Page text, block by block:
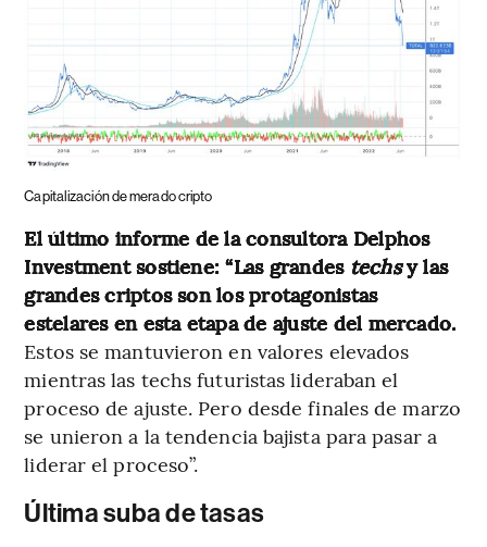
Capitalización de merado cripto
El último informe de la consultora Delphos
Investment sostiene: “Las grandes techsy las
grandes criptos son los protagonistas
estelares en esta etapa de ajuste del mercado.
Estos se mantuvieron en valores elevados
mientras las techs futuristas lideraban el
proceso de ajuste. Pero desde finales de marzo
se unieron a la tendencia bajista para pasar a
liderar el proceso”.
Última suba de tasas